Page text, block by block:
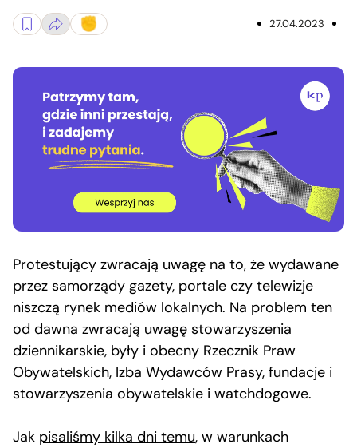
27.04.2023
Protestujący zwracają uwagę na to, że wydawane
przez samorządy gazety, portale czy telewizje
niszczą rynek mediów lokalnych. Na problem ten
od dawna zwracają uwagę stowarzyszenia
dziennikarskie, były i obecny Rzecznik Praw
Obywatelskich, Izba Wydawców Prasy, fundacje i
stowarzyszenia obywatelskie i watchdogowe.
Jak pisaliśmy kilka dni temu, w warunkach